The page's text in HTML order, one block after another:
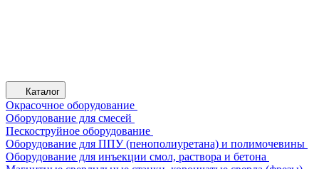
Каталог
Окрасочное оборудование
Оборудование для смесей
Пескоструйное оборудование
Оборудование для ППУ (пенополиуретана) и полимочевины
Оборудование для инъекции смол, раствора и бетона